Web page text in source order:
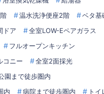
温水洗浄便座2階
ベタ基
ドア
全室LOW-Eペアガラス
フルオープンキッチン
コニー
全室2面採光
園まで徒歩圏内
内 病院まで徒歩圏内
ト